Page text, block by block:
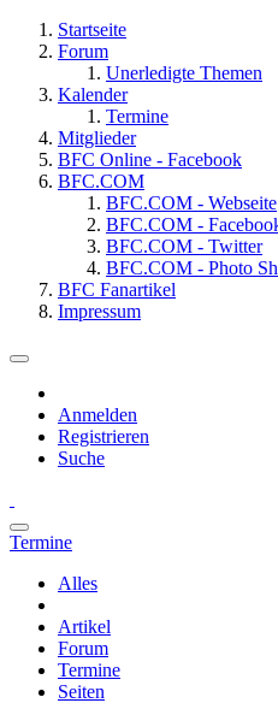
Startseite
Forum
Unerledigte Themen
Kalender
Termine
Mitglieder
BFC Online - Facebook
BFC.COM
BFC.COM - Webseite
BFC.COM -
BFC.COM - Twitter
BFC.COM - Photo
BFC Fanartikel
Impressum
Anmelden
Registrieren
Suche
Termine
Alles
Artikel
Forum
Termine
Seiten